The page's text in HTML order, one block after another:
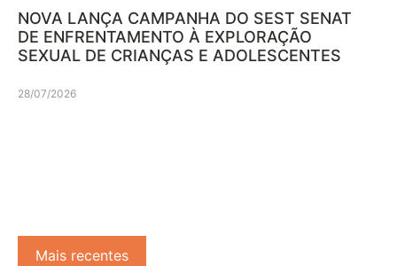
NOVA LANÇA CAMPANHA DO SEST SENAT
DE ENFRENTAMENTO À EXPLORAÇÃO
SEXUAL DE CRIANÇAS E ADOLESCENTES
28/07/2026
Mais recentes